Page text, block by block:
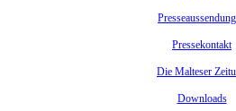
Pressekontakt
Die Malteser
Downloads